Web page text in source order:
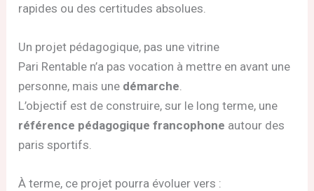
rapides ou des certitudes absolues.
Un projet pédagogique, pas une vitrine
Pari Rentable n’a pas vocation à mettre en avant une
personne, mais une démarche
L’objectif est de construire, sur le long terme, une
référence pédagogique francophone autour des
paris sportifs.
À terme, ce projet pourra évoluer vers :